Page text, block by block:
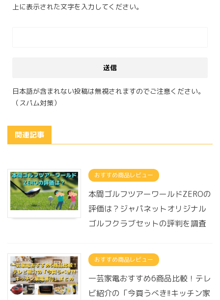
上に表示された文字を入力してください。
日本語が含まれない投稿は無視されますのでご注意ください。
（スパム対策）
関連記事
おすすめ商品レビュー
本間ゴルフツアーワールドZEROの
評価は？ジャパネットオリジナル
ゴルフクラブセットの評判を調査
おすすめ商品レビュー
一芸家電おすすめ6商品比較！テレ
ビ紹介の「今買うべき!!キッチン家